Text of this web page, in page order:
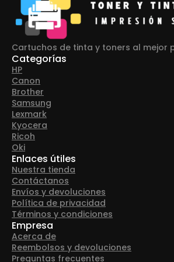
Cartuchos de tinta y toners al mejor
Categorías
HP
Canon
Brother
Samsung
Lexmark
Kyocera
Ricoh
Oki
Enlaces útiles
Nuestra tienda
Contáctanos
Envíos y devoluciones
Política de privacidad
Términos y condiciones
Empresa
Acerca de
Reembolsos y devoluciones
Preguntas frecuentes